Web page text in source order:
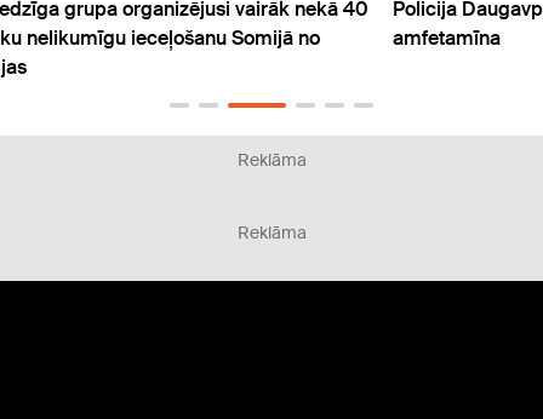
40
Policija Daugavpilī atrod gandrīz kilogramu
amfetamīna
Reklāma
Reklāma